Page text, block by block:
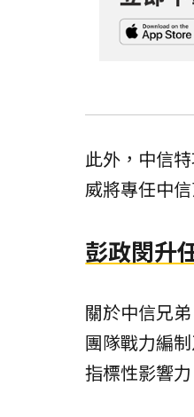
此外，中信
威將專任中
彭政閔升
關於中信兄
團隊戰力編
指標性影響